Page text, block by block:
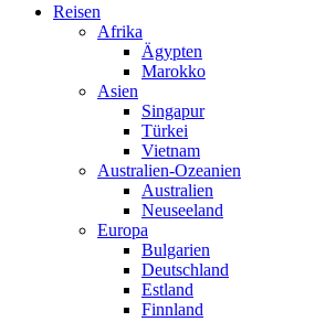
Reisen
Afrika
Ägypten
Marokko
Asien
Singapur
Türkei
Vietnam
Australien-Ozeanien
Australien
Neuseeland
Europa
Bulgarien
Deutschland
Estland
Finnland